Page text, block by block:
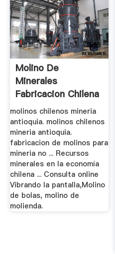
Molino De
Minerales
Fabricacion Chilena
molinos chilenos mineria
antioquia. molinos chilenos
mineria antioquia.
fabricacion de molinos para
mineria no ... Recursos
minerales en la economía
chilena ... Consulta online
Vibrando la pantalla,Molino
de bolas, molino de
molienda.